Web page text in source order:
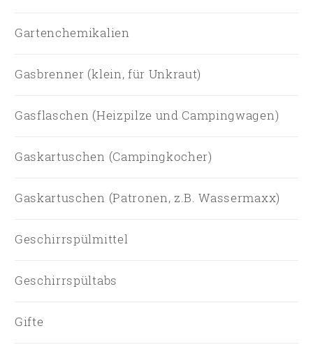
Gartenchemikalien
Gasbrenner (klein, für Unkraut)
Gasflaschen (Heizpilze und Campingwagen)
Gaskartuschen (Campingkocher)
Gaskartuschen (Patronen, z.B. Wassermaxx)
Geschirrspülmittel
Geschirrspültabs
Gifte